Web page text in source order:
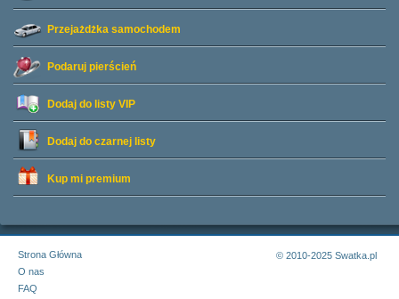
Przejażdżka samochodem
Podaruj pierścień
Dodaj do listy VIP
Dodaj do czarnej listy
Kup mi premium
Strona Główna
O nas
FAQ
© 2010-2025 Swatka.pl